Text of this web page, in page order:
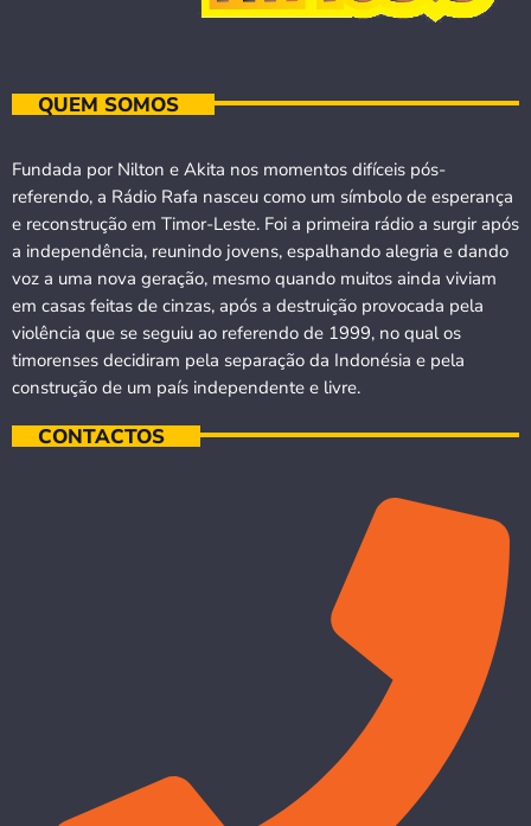
QUEM SOMOS
Fundada por Nilton e Akita nos momentos difíceis pós-
referendo, a Rádio Rafa nasceu como um símbolo de esperança
e reconstrução em Timor-Leste. Foi a primeira rádio a surgir após
a independência, reunindo jovens, espalhando alegria e dando
voz a uma nova geração, mesmo quando muitos ainda viviam
em casas feitas de cinzas, após a destruição provocada pela
violência que se seguiu ao referendo de 1999, no qual os
timorenses decidiram pela separação da Indonésia e pela
construção de um país independente e livre.
CONTACTOS